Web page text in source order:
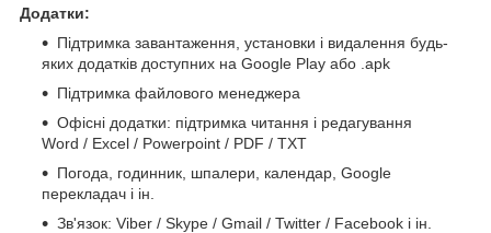
Додатки:
Підтримка завантаження, установки і видалення будь-
яких додатків доступних на Google Play або .apk
Підтримка файлового менеджера
Офісні додатки: підтримка читання і редагування
Word / Excel / Powerpoint / PDF / TXT
Погода, годинник, шпалери, календар, Google
перекладач і ін.
Зв'язок: Viber / Skype / Gmail / Twitter / Facebook і ін.